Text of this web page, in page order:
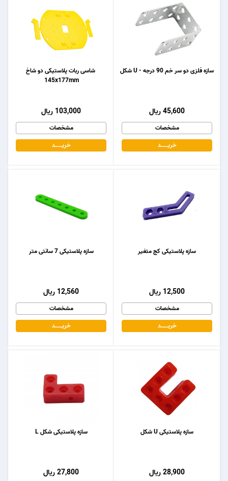
شاسی ربات پلاستیکی دو شاخ
145x177mm
103,000 ریال
مشخصات
خریـــــــد
سازه فلزی دو سر خم 90 درجه - U شکل
45,600 ریال
مشخصات
خریـــــــد
سازه پلاستیکی 7 سانتی متر
12,560 ریال
مشخصات
خریـــــــد
سازه پلاستیکی کج متغیر
12,500 ریال
مشخصات
خریـــــــد
سازه پلاستیکی شکل L
27,800 ریال
سازه پلاستیکی U شکل
28,900 ریال